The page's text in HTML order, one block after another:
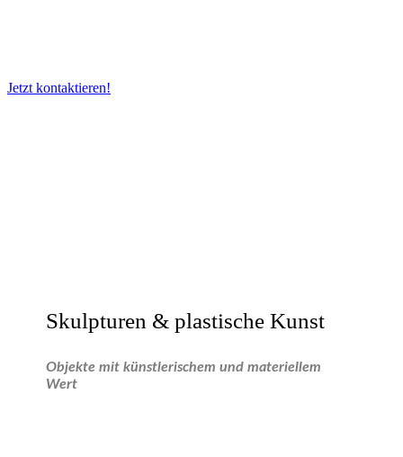
Jetzt kontaktieren!
Skulpturen & plastische Kunst
Objekte mit künstlerischem und materiellem
Wert